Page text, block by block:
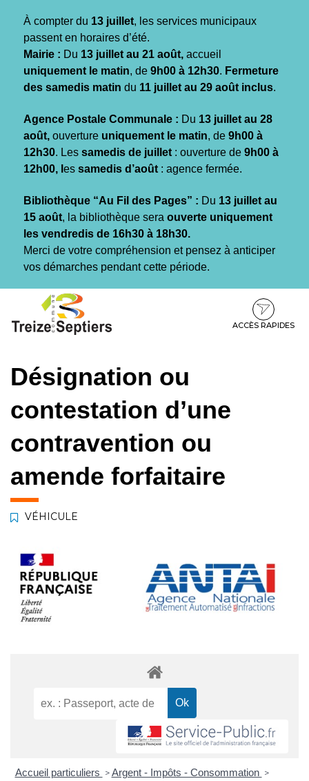
À compter du 13 juillet, les services municipaux
passent en horaires d’été.
Mairie : Du 13 juillet au 21 août, accueil
uniquement le matin, de 9h00 à 12h30. Fermeture
des samedis matin du 11 juillet au 29 août inclus.
Agence Postale Communale : Du 13 juillet au 28
août, ouverture uniquement le matin, de 9h00 à
12h30. Les samedis de juillet : ouverture de 9h00 à
12h00, l es samedis d’août : agence fermée.
Bibliothèque “Au Fil des Pages” : Du 13 juillet au
15 août, la bibliothèque sera ouverte uniquement
les vendredis de 16h30 à 18h30.
Merci de votre compréhension et pensez à anticiper
vos démarches pendant cette période.
contenu
pied
ACCÈS RAPIDES
Désignation ou
contestation d’une
contravention ou
amende forfaitaire
VÉHICULE
Accueil particuliers > Argent - Impôts - Consommation >